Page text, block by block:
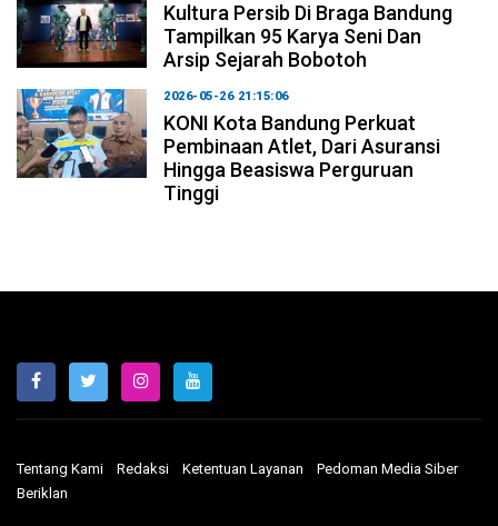
Kultura Persib Di Braga Bandung
Tampilkan 95 Karya Seni Dan
Arsip Sejarah Bobotoh
2026-05-26 21:15:06
KONI Kota Bandung Perkuat
Pembinaan Atlet, Dari Asuransi
Hingga Beasiswa Perguruan
Tinggi
Tentang Kami Redaksi Ketentuan Layanan
Pedoman Media Siber
Beriklan